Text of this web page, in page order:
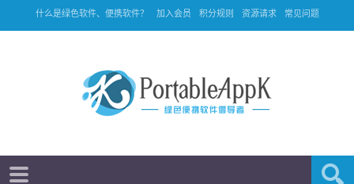
什么是绿色软件、便携软件？ 加入会员 积分规则 资源请求 常见问题